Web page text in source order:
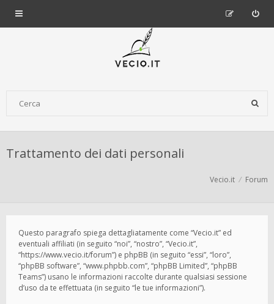
Trattamento dei dati personali
Vecio.it Forum
Questo paragrafo spiega dettagliatamente come “Vecio.it” ed
eventuali affiliati (in seguito “noi”, “nostro”, “Vecio.it”,
“https://www.vecio.it/forum”) e phpBB (in seguito “essi”, “loro”,
“phpBB software”, “www.phpbb.com”, “phpBB Limited”, “phpBB
Teams”) usano le informazioni raccolte durante qualsiasi sessione
d’uso da te effettuata (in seguito “le tue informazioni”).